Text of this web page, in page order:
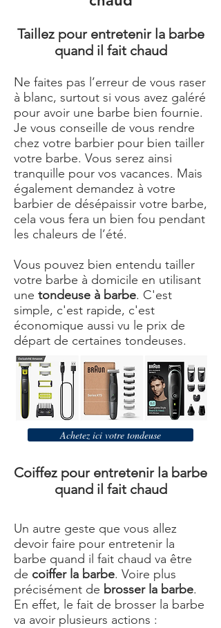
Taillez pour entretenir la barbe
quand il fait chaud
Ne faites pas l’erreur de vous raser
à blanc, surtout si vous avez galéré
pour avoir une barbe bien fournie.
Je vous conseille de vous rendre
chez votre barbier pour bien tailler
votre barbe. Vous serez ainsi
tranquille pour vos vacances. Mais
également demandez à votre
barbier de désépaissir votre barbe,
cela vous fera un bien fou pendant
les chaleurs de l’été.
Vous pouvez bien entendu tailler
votre barbe à domicile en utilisant
une tondeuse à barbe. C'est
simple, c'est rapide, c'est
économique aussi vu le prix de
départ de certaines tondeuses.
Achetez ici votre tondeuse
Coiffez pour entretenir la barbe
quand il fait chaud
Un autre geste que vous allez
devoir faire pour entretenir la
barbe quand il fait chaud va être
de coiffer la barbe. Voire plus
précisément de brosser la barbe.
En effet, le fait de brosser la barbe
va avoir plusieurs actions :